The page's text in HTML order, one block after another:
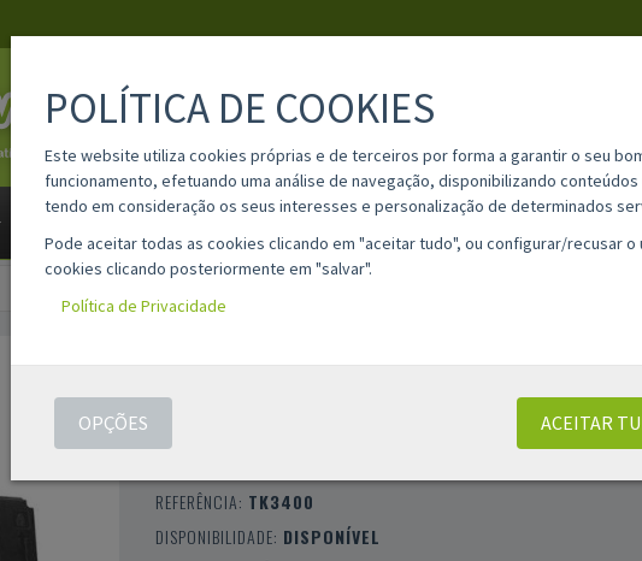
MATERIAL ESCOLAR INFORMAÇÕES
0 COMENTÁRIOS
REFERÊNCIA: TK3400
DISPONIBILIDADE: DISPONÍVEL
POLÍTICA DE COOKIES
Este website utiliza cookies próprias e de terceiros por forma a garantir o seu
funcionamento, efetuando uma análise de navegação, disponibilizando
tendo em consideração os seus interesses e personalização de determinados
Pode aceitar todas as cookies clicando em "aceitar tudo", ou configurar/recusar o
cookies clicando posteriormente em "salvar".
Política de Privacidade
ACEITAR
OPÇÕES